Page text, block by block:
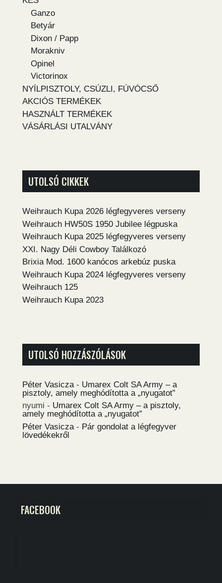
Ganzo
Betyár
Dixon / Papp
Morakniv
Opinel
Victorinox
NYÍLPISZTOLY, CSÚZLI, FÚVÓCSŐ
AKCIÓS TERMÉKEK
HASZNÁLT TERMÉKEK
VÁSÁRLÁSI UTALVÁNY
UTOLSÓ CIKKEK
Weihrauch Kupa 2026 légfegyveres verseny
Weihrauch HW50S 1950 Jubilee légpuska
Weihrauch Kupa 2025 légfegyveres verseny
XXI. Nagy Déli Cowboy Találkozó
Brixia Mod. 1600 kanócos arkebúz puska
Weihrauch Kupa 2024 légfegyveres verseny
Weihrauch 125
Weihrauch Kupa 2023
UTOLSÓ HOZZÁSZÓLÁSOK
Péter Vasicza - Umarex Colt SA Army – a
pisztoly, amely meghódította a „nyugatot”
nyumi - Umarex Colt SA Army – a pisztoly,
amely meghódította a „nyugatot”
Péter Vasicza - Pár gondolat a légfegyver
lövedékekről
FACEBOOK